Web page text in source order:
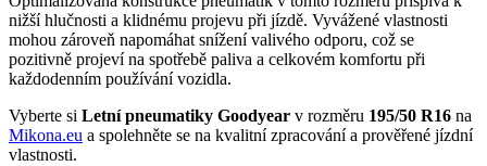
nižší hlučnosti a klidnému projevu při jízdě. Vyvážené vlastnosti
mohou zároveň napomáhat snížení valivého odporu, což se
pozitivně projeví na spotřebě paliva a celkovém komfortu při
každodenním používání vozidla.
Vyberte si Letní pneumatiky Goodyear v rozměru 195/50 R16 na
Mikona.eu a spolehněte se na kvalitní zpracování a prověřené jízdní
vlastnosti.